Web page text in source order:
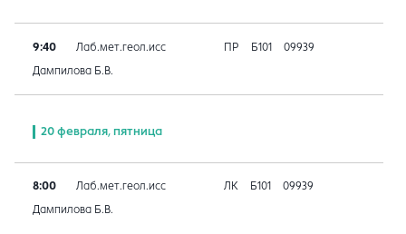
9:40 Лаб.мет.геол.исс ПР Б101 09939
Дампилова Б.В.
20 февраля, пятница
8:00 Лаб.мет.геол.исс ЛК Б101 09939
Дампилова Б.В.